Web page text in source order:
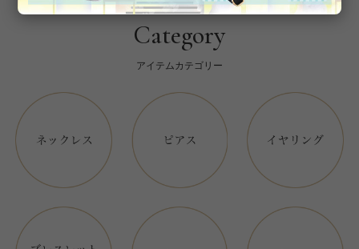
Category
アイテムカテゴリー